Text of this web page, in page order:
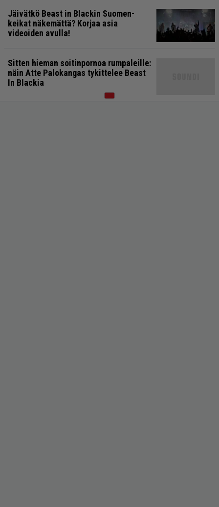
Jäivätkö Beast in Blackin Suomen-
keikat näkemättä? Korjaa asia
videoiden avulla!
Sitten hieman soitinpornoa rumpaleille:
näin Atte Palokangas tykittelee Beast
In Blackia